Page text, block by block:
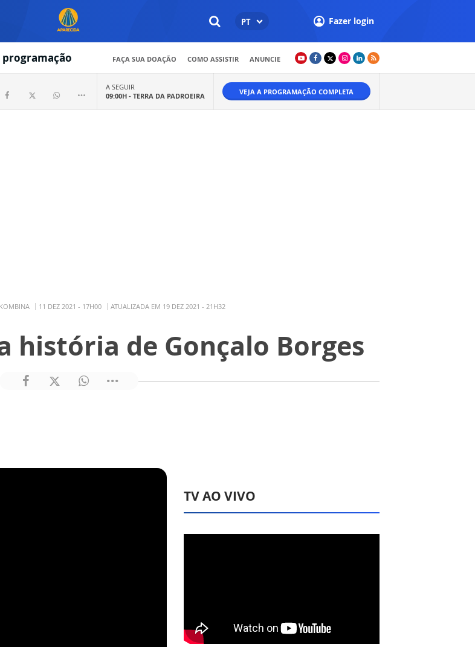
PT Fazer login
programação FAÇA SUA DOAÇÃO COMO ASSISTIR ANUNCIE
A SEGUIR
09:00H - TERRA DA PADROEIRA VEJA A PROGRAMAÇÃO COMPLETA
11 DEZ 2021 - 17H00 ATUALIZADA EM 19 DEZ 2021 - 21H32
história de Gonçalo Borges
TV AO VIVO